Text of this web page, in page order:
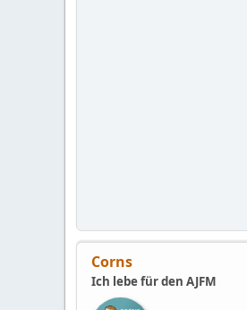
Corns
Ich lebe für den AJFM